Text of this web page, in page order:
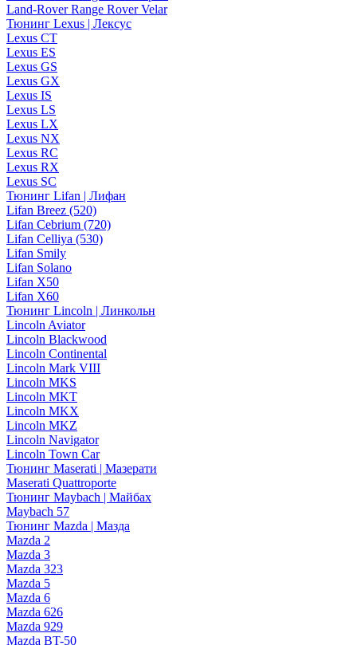
Land-Rover Range Rover Velar
Тюнинг Lexus | Лексус
Lexus CT
Lexus ES
Lexus GS
Lexus GX
Lexus IS
Lexus LS
Lexus LX
Lexus NX
Lexus RC
Lexus RX
Lexus SC
Тюнинг Lifan | Лифан
Lifan Breez (520)
Lifan Cebrium (720)
Lifan Celliya (530)
Lifan Smily
Lifan Solano
Lifan X50
Lifan X60
Тюнинг Lincoln | Линкольн
Lincoln Aviator
Lincoln Blackwood
Lincoln Continental
Lincoln Mark VIII
Lincoln MKS
Lincoln MKT
Lincoln MKX
Lincoln MKZ
Lincoln Navigator
Lincoln Town Car
Тюнинг Maserati | Мазерати
Maserati Quattroporte
Тюнинг Maybach | Майбах
Maybach 57
Тюнинг Mazda | Мазда
Mazda 2
Mazda 3
Mazda 323
Mazda 5
Mazda 6
Mazda 626
Mazda 929
Mazda BT-50